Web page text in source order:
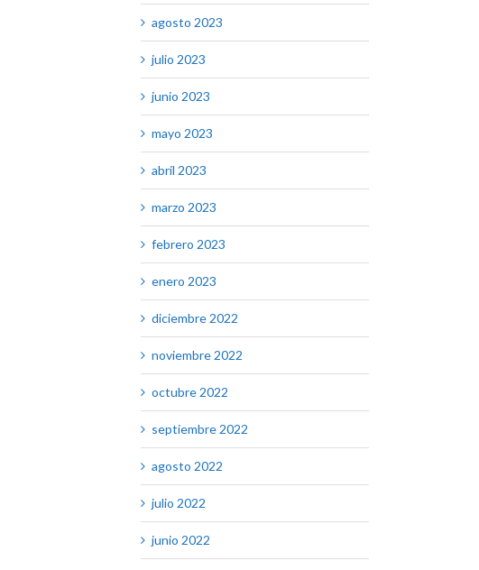
agosto 2023
julio 2023
junio 2023
mayo 2023
abril 2023
marzo 2023
febrero 2023
enero 2023
diciembre 2022
noviembre 2022
octubre 2022
septiembre 2022
agosto 2022
julio 2022
junio 2022